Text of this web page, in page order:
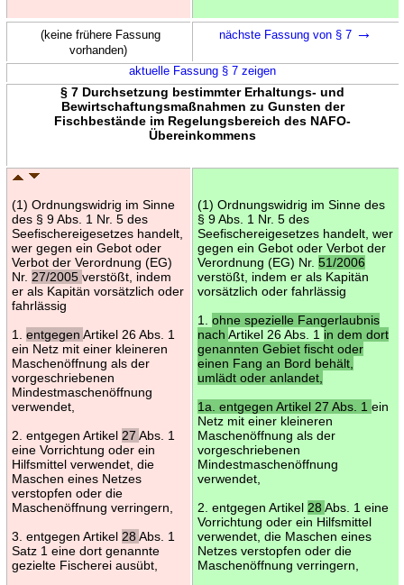
(keine frühere Fassung
vorhanden)
nächste Fassung von § 7 →
aktuelle Fassung § 7 zeigen
§ 7 Durchsetzung bestimmter Erhaltungs- und
Bewirtschaftungsmaßnahmen zu Gunsten der
Fischbestände im Regelungsbereich des NAFO-
Übereinkommens
(1) Ordnungswidrig im Sinne
des § 9 Abs. 1 Nr. 5 des
Seefischereigesetzes handelt,
wer gegen ein Gebot oder
Verbot der Verordnung (EG)
Nr. 27/2005 verstößt, indem
er als Kapitän vorsätzlich oder
fahrlässig
1. entgegen Artikel 26 Abs. 1
ein Netz mit einer kleineren
Maschenöffnung als der
vorgeschriebenen
Mindestmaschenöffnung
verwendet,
2. entgegen Artikel 27 Abs. 1
eine Vorrichtung oder ein
Hilfsmittel verwendet, die
Maschen eines Netzes
verstopfen oder die
Maschenöffnung verringern,
3. entgegen Artikel 28 Abs. 1
Satz 1 eine dort genannte
gezielte Fischerei ausübt,
(1) Ordnungswidrig im Sinne des
§ 9 Abs. 1 Nr. 5 des
Seefischereigesetzes handelt, wer
gegen ein Gebot oder Verbot der
Verordnung (EG) Nr. 51/2006
verstößt, indem er als Kapitän
vorsätzlich oder fahrlässig
1. ohne spezielle Fangerlaubnis
nach Artikel 26 Abs. 1 in dem dort
genannten Gebiet fischt oder
einen Fang an Bord behält,
umlädt oder anlandet,
1a. entgegen Artikel 27 Abs. 1 ein
Netz mit einer kleineren
Maschenöffnung als der
vorgeschriebenen
Mindestmaschenöffnung
verwendet,
2. entgegen Artikel 28 Abs. 1 eine
Vorrichtung oder ein Hilfsmittel
verwendet, die Maschen eines
Netzes verstopfen oder die
Maschenöffnung verringern,